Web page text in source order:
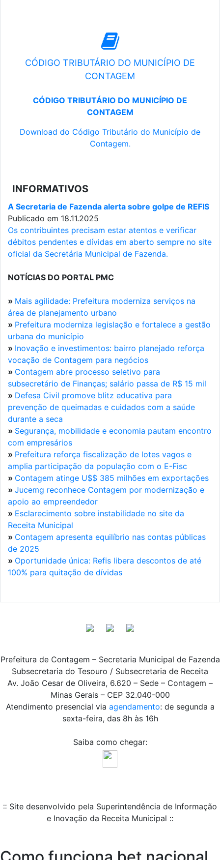
CÓDIGO TRIBUTÁRIO DO MUNICÍPIO DE
CONTAGEM
CÓDIGO TRIBUTÁRIO DO MUNICÍPIO DE
CONTAGEM
Download do Código Tributário do Município de
Contagem.
INFORMATIVOS
A Secretaria de Fazenda alerta sobre golpe de REFIS
Publicado em 18.11.2025
Os contribuintes precisam estar atentos e verificar
débitos pendentes e dívidas em aberto sempre no site
oficial da Secretária Municipal de Fazenda.
NOTÍCIAS DO PORTAL PMC
» Mais agilidade: Prefeitura moderniza serviços na
área de planejamento urbano
» Prefeitura moderniza legislação e fortalece a gestão
urbana do município
» Inovação e investimentos: bairro planejado reforça
vocação de Contagem para negócios
» Contagem abre processo seletivo para
subsecretário de Finanças; salário passa de R$ 15 mil
» Defesa Civil promove blitz educativa para
prevenção de queimadas e cuidados com a saúde
durante a seca
» Segurança, mobilidade e economia pautam encontro
com empresários
» Prefeitura reforça fiscalização de lotes vagos e
amplia participação da população com o E-Fisc
» Contagem atinge U$$ 385 milhões em exportações
» Jucemg reconhece Contagem por modernização e
apoio ao empreendedor
» Esclarecimento sobre instabilidade no site da
Receita Municipal
» Contagem apresenta equilíbrio nas contas públicas
de 2025
» Oportunidade única: Refis libera descontos de até
100% para quitação de dívidas
Prefeitura de Contagem – Secretaria Municipal de Fazenda
Subsecretaria do Tesouro / Subsecretaria de Receita
Av. João Cesar de Oliveira, 6.620 – Sede – Contagem –
Minas Gerais – CEP 32.040-000
Atendimento presencial via agendamento: de segunda a
sexta-feira, das 8h às 16h
Saiba como chegar:
:: Site desenvolvido pela Superintendência de Informação
e Inovação da Receita Municipal ::